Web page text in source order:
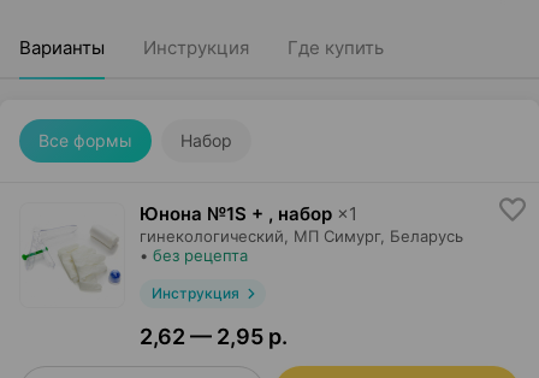
Варианты Инструкция Где купить
Все формы Набор
Юнона №1S + , набор ×1
гинекологический, МП Симург, Беларусь
• без рецепта
Инструкция
2,62 — 2,95 р.